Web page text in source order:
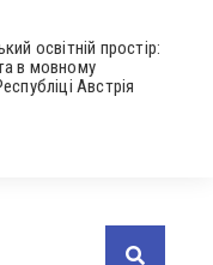
освітній простір:
в мовному
Австрія